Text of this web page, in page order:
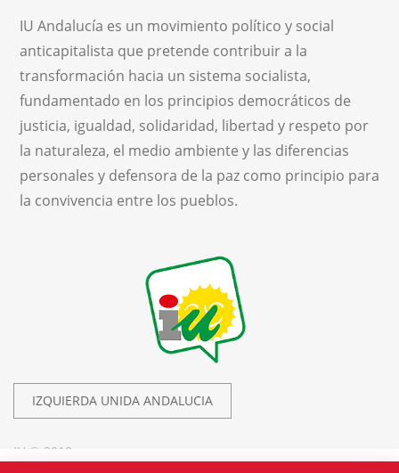
IU Andalucía es un movimiento político y social
anticapitalista que pretende contribuir a la
transformación hacia un sistema socialista,
fundamentado en los principios democráticos de
justicia, igualdad, solidaridad, libertad y respeto por
la naturaleza, el medio ambiente y las diferencias
personales y defensora de la paz como principio para
la convivencia entre los pueblos.
IZQUIERDA UNIDA ANDALUCIA
IU © 2019.